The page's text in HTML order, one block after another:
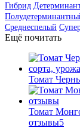
Гибрид
Среднеспелый
Ещё почитать
Томат
Томат
отзывы5